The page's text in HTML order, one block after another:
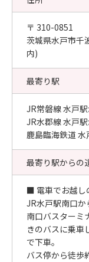
〒 310-0851
茨城県水戸市千
内)
最寄り駅
JR常磐線 水戸
JR水郡線 水戸
鹿島臨海鉄道
最寄り駅からの
■ 電車でお越し
JR水戸駅南口か
南口バスターミ
きのバスに乗車
で下車。
バス停から徒歩